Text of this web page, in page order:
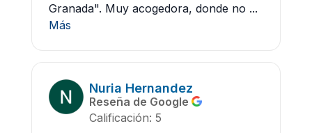
Granada". Muy acogedora, donde no ...
Más
Nuria Hernandez
Reseña de Google
Calificación: 5